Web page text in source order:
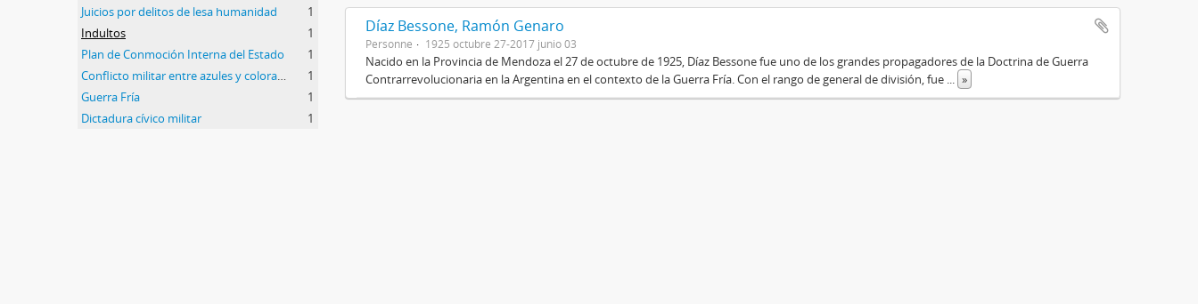
Juicios por delitos de lesa humanidad
1
Indultos
1
Plan de Conmoción Interna del Estado
1
1
Guerra Fría
1
Dictadura cívico militar
1
Díaz Bessone, Ramón Genaro
Personne 1925 octubre 27-2017 junio 03
Nacido en la Provincia de Mendoza el 27 de octubre de 1925, Díaz Bessone fue uno de los grandes propagadores de la Doctrina de Guerra
Contrarrevolucionaria en la Argentina en el contexto de la Guerra Fría. Con el rango de general de división, fue
»